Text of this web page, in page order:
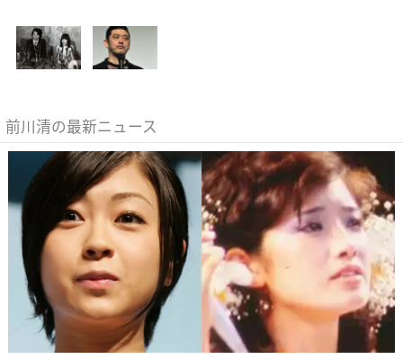
前川清の最新ニュース